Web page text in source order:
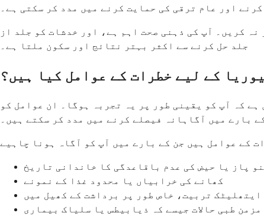
اور عام ترقی کی حمایت کرنے میں مدد کر سکتی ہے۔
کریں۔ آپ کی ذہنی صحت اہم ہے، اور خدشات کو جلد از
جلد حل کرنے سے اکثر بہتر نتائج اور سکون ملتا ہے۔
کے لیے خطرات کے عوامل کیا ہیں؟
کہ آپ کو یقینی طور پر یہ تجربہ ہوگا۔ ان عوامل کو
بارے میں آگاہانہ فیصلے کرنے میں مدد کر سکتے ہیں۔
پاز یا حیض کی عدم باقاعدگی کا خاندانی تاریخ
کھانے کی خرابیاں یا محدود غذا کے نمونے
ایتھلیٹک تربیت، خاص طور پر برداشت کے کھیل میں
مزمن طبی حالات جیسے کہ ذیابیطس یا سلیاک بیماری